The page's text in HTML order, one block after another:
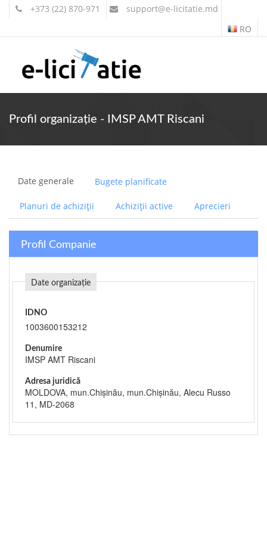
+373 (22) 870-971 support@e-licitatie.md
RO
Profil organizație - IMSP AMT Riscani
Date generale Bugete planificate
Planuri de achiziții Achiziții active Aprecieri
Profil Companie
Date organizație
IDNO
1003600153212
Denumire
IMSP AMT Riscani
Adresa juridică
MOLDOVA, mun.Chişinău, mun.Chişinău, Alecu Russo
11, MD-2068